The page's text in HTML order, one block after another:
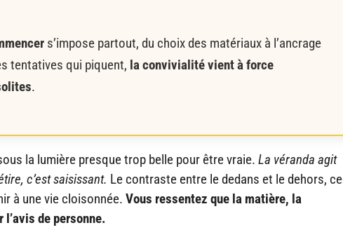
s’impose partout, du choix des matériaux à l’ancrage
tentatives qui piquent, la convivialité vient à force
.
la lumière presque trop belle pour être vraie. La véranda agit
c’est saisissant. Le contraste entre le dedans et le dehors, ce
à une vie cloisonnée. Vous ressentez que la matière, la
de personne.